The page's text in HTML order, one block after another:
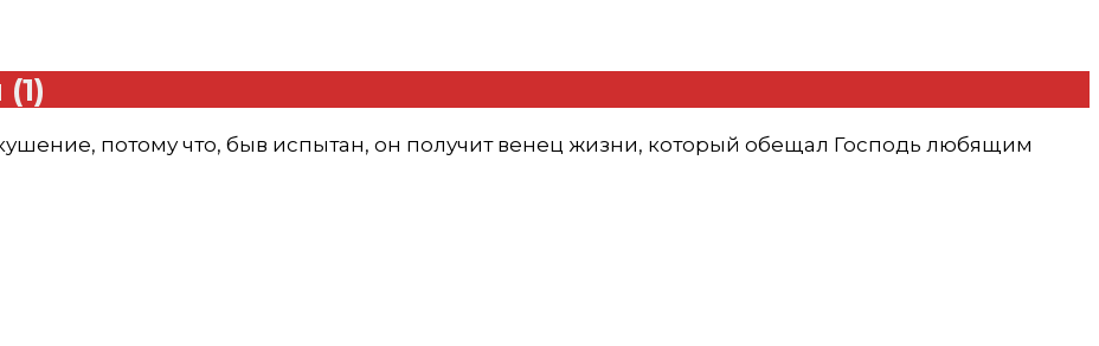
потому что, быв испытан, он получит венец жизни, который обещал Господь любящим